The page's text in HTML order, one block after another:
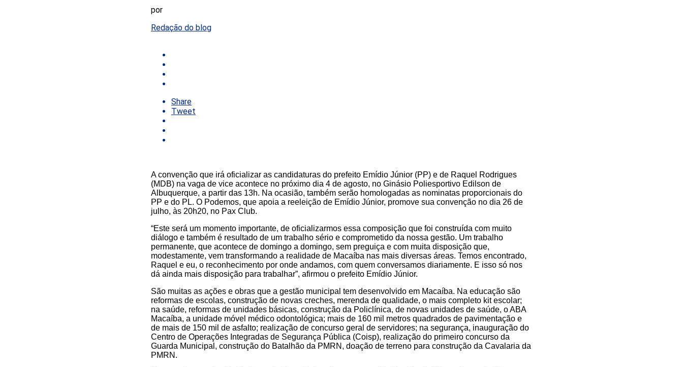
por
Redação do blog
Share
Tweet
A convenção que irá oficializar as candidaturas do prefeito Emídio Júnior (PP) e de Raquel Rodrigues
(MDB) na vaga de vice acontece no próximo dia 4 de agosto, no Ginásio Poliesportivo Edilson de
Albuquerque, a partir das 13h. Na ocasião, também serão homologadas as nominatas proporcionais do
PP e do PL. O Podemos, que apoia a reeleição de Emídio Júnior, promove sua convenção no dia 26 de
julho, às 20h20, no Pax Club.
“Este será um momento importante, de oficializarmos essa composição que foi construída com muito
diálogo e também é resultado de um trabalho sério e comprometido da nossa gestão. Um trabalho
permanente, que acontece de domingo a domingo, sem preguiça e com muita disposição que,
modestamente, vem transformando a realidade de Macaíba nas mais diversas áreas. Temos encontrado,
Raquel e eu, o reconhecimento por onde andamos, com quem conversamos diariamente. E isso só nos
dá ainda mais disposição para trabalhar”, afirmou o prefeito Emídio Júnior.
São muitas as ações e obras que a gestão municipal tem desenvolvido em Macaíba. Na educação são
reformas de escolas, construção de novas creches, merenda de qualidade, o mais completo kit escolar;
na saúde, reformas de unidades básicas, construção da Policlínica, de novas unidades de saúde, o ABA
Macaíba, a unidade móvel médico odontológica; mais de 160 mil metros quadrados de pavimentação e
de mais de 150 mil de asfalto; realização de concurso geral de servidores; na segurança, inauguração do
Centro de Operações Integradas de Segurança Pública (Coisp), realização do primeiro concurso da
Guarda Municipal, construção do Batalhão da PMRN, doação de terreno para construção da Cavalaria da
PMRN.